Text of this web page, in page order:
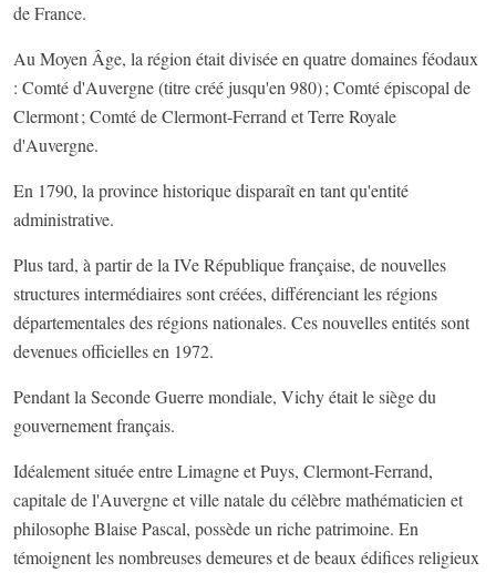
de France.
Au Moyen Âge, la région était divisée en quatre domaines féodaux
: Comté d'Auvergne (titre créé jusqu'en 980) ; Comté épiscopal de
Clermont ; Comté de Clermont-Ferrand et Terre Royale
d'Auvergne.
En 1790, la province historique disparaît en tant qu'entité
administrative.
Plus tard, à partir de la IVe République française, de nouvelles
structures intermédiaires sont créées, différenciant les régions
départementales des régions nationales. Ces nouvelles entités sont
devenues officielles en 1972.
Pendant la Seconde Guerre mondiale, Vichy était le siège du
gouvernement français.
Idéalement située entre Limagne et Puys, Clermont-Ferrand,
capitale de l'Auvergne et ville natale du célèbre mathématicien et
philosophe Blaise Pascal, possède un riche patrimoine. En
témoignent les nombreuses demeures et de beaux édifices religieux